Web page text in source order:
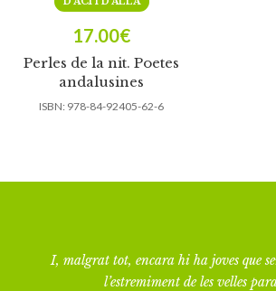
Perles de la nit. Poetes
andalusines
17.00€
ISBN: 978-84-92405-62-6
I, malgrat tot, encara hi ha joves que
l’estremiment de les velles